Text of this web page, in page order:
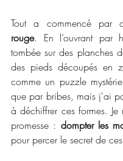
Tout a commencé par
rouge. En l’ouvrant par
tombée sur des planches
des pieds découpés en
comme un puzzle
que par bribes, mais j'ai
à déchiffrer ces formes. Je
promesse : dompter les
pour percer le secret de